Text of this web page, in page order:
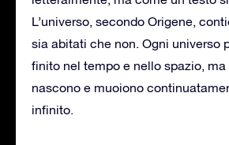
L’universo, secondo Origene,
sia abitati che non. Ogni universo
finito nel tempo e nello spazio, ma
nascono e muoiono
infinito.